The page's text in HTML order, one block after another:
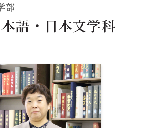
頼
演・掲載
ーク・校章
遺贈寄付について
評価 教職員採用情報
部
語・日本文学科